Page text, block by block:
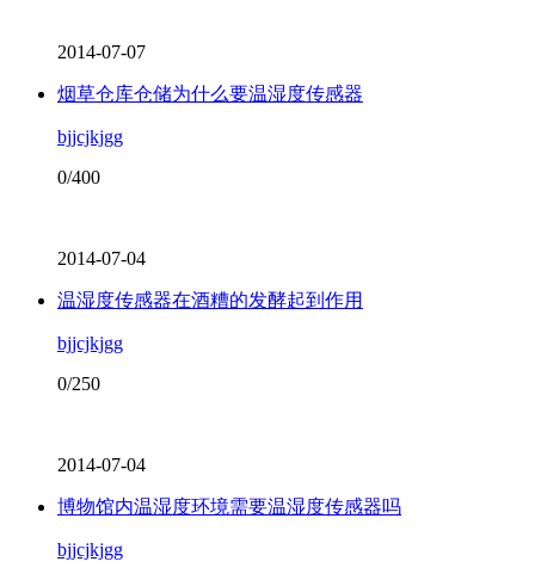
2014-07-07
烟草仓库仓储为什么要温湿度传感器
bjjcjkjgg
0/400
2014-07-04
温湿度传感器在酒糟的发酵起到作用
bjjcjkjgg
0/250
2014-07-04
博物馆内温湿度环境需要温湿度传感器吗
bjjcjkjgg